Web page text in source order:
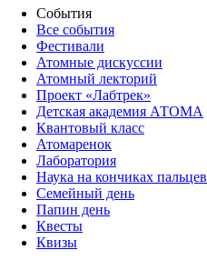
События
Все события
Фестивали
Атомные дискуссии
Атомный лекторий
Проект «Лабтрек»
Детская академия АТОМА
Квантовый класс
Атомаренок
Лаборатория
Наука на кончиках пальцев
Семейный день
Папин день
Квесты
Квизы